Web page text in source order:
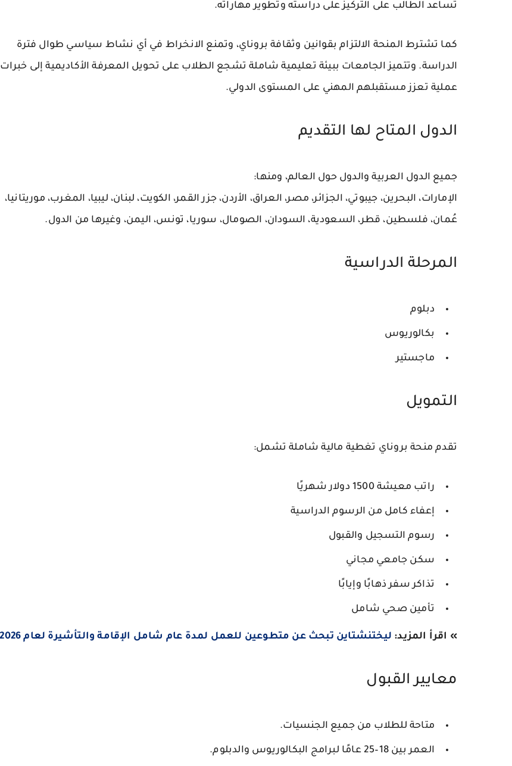
تساعد الطالب على التركيز على دراسته وتطوير مهاراته.
كما تشترط المنحة الالتزام بقوانين وثقافة بروناي، وتمنع الانخراط في أي نشاط سياسي طوال فترة
الدراسة. وتتميز الجامعات ببيئة تعليمية شاملة تشجع الطلاب على تحويل المعرفة الأكاديمية إلى خبرات
عملية تعزز مستقبلهم المهني على المستوى الدولي.
الدول المتاح لها التقديم
جميع الدول العربية والدول حول العالم، ومنها:
الإمارات، البحرين، جيبوتي، الجزائر، مصر، العراق، الأردن، جزر القمر، الكويت، لبنان، ليبيا، المغرب، موريتانيا،
عُمان، فلسطين، قطر، السعودية، السودان، الصومال، سوريا، تونس، اليمن، وغيرها من الدول.
المرحلة الدراسية
دبلوم
بكالوريوس
ماجستير
التمويل
تقدم منحة بروناي تغطية مالية شاملة تشمل:
راتب معيشة1500 دولار شهريًا
إعفاء كامل من الرسوم الدراسية
رسوم التسجيل والقبول
سكن جامعي مجاني
تذاكر سفر ذهابًا وإيابًا
تأمين صحي شامل
» اقرأ المزيد: ليختنشتاين تبحث عن متطوعين للعمل لمدة عام شامل الإقامة والتأشيرة لعام 2026
معايير القبول
متاحة للطلاب من جميع الجنسيات.
العمر بين 18–25 عامًا لبرامج البكالوريوس والدبلوم.